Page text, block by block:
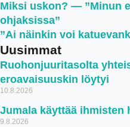
Miksi uskon? — ”Minun
ohjaksissa”
”Ai näinkin voi
Uusimmat
Ruohonjuuritasolta
eroavaisuuskin löytyi
10.8.2026
Jumala käyttää ihmisten
9.8.2026